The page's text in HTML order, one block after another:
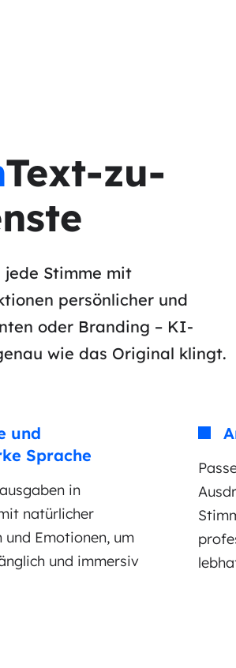
Text-zu-
jede Stimme mit
persönlicher und
oder Branding – KI-
wie das Original klingt.
und
Sprache
in
natürlicher
Emotionen, um
und immersiv